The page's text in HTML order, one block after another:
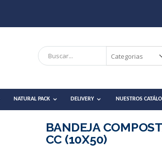
Search
NATURAL PACK DELIVERY NUESTROS
BANDEJA
CC (10X50)